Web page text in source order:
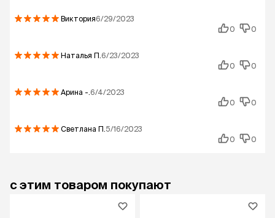
Виктория6/29/2023
0
0
Наталья П. 6/23/2023
0
0
Арина -. 6/4/2023
0
0
Светлана П. 5/16/2023
0
0
с этим товаром покупают